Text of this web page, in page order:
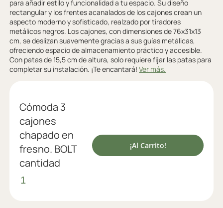
para añadir estilo y funcionalidad a tu espacio. Su diseño
rectangular y los frentes acanalados de los cajones crean un
aspecto moderno y sofisticado, realzado por tiradores
metálicos negros. Los cajones, con dimensiones de 76x31x13
cm, se deslizan suavemente gracias a sus guías metálicas,
ofreciendo espacio de almacenamiento práctico y accesible.
Con patas de 15,5 cm de altura, solo requiere fijar las patas para
completar su instalación. ¡Te encantará!Ver más.
Cómoda 3
cajones
chapado en
fresno. BOLT
cantidad
¡Al Carrito!